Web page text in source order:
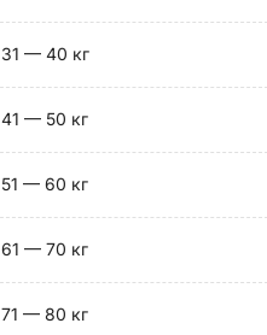
31 — 40 кг
41 — 50 кг
51 — 60 кг
61 — 70 кг
71 — 80 кг